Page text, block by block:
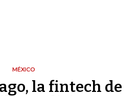
MÉXICO
la fintech de